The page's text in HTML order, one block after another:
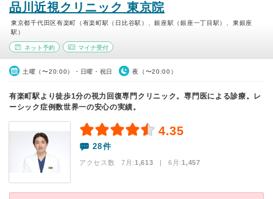
品川近視クリニック 東京院
東京都千代田区有楽町（有楽町駅（日比谷駅）、銀座駅（銀座一丁目駅）、東銀座
駅）
ネット予約 マイナ受付
土曜（〜20:00）・日曜・祝日 夜（〜20:00）
有楽町駅より徒歩1分の視力回復専門クリニック。専門医による診療。レ
ーシック症例数世界一の安心の実績。
4.35
28件
アクセス数 7月:1,613 | 6月:1,457